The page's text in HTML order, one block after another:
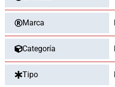
Marca
Categoría
Tipo